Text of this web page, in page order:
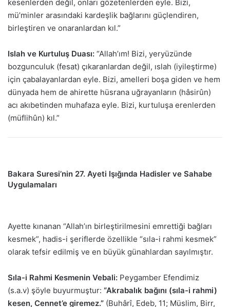
kesenlerden değil, onları gözetenlerden eyle. Bizi,
mü’minler arasındaki kardeşlik bağlarını güçlendiren,
birleştiren ve onaranlardan kıl.”
Islah ve Kurtuluş Duası: “Allah’ım! Bizi, yeryüzünde
bozgunculuk (fesat) çıkaranlardan değil, ıslah (iyileştirme)
için çabalayanlardan eyle. Bizi, amelleri boşa giden ve hem
dünyada hem de ahirette hüsrana uğrayanların (hâsirûn)
acı akıbetinden muhafaza eyle. Bizi, kurtuluşa erenlerden
(müflihûn) kıl.”
Bakara Suresi’nin 27. Ayeti Işığında Hadisler ve Sahabe
Uygulamaları
Ayette kınanan “Allah’ın birleştirilmesini emrettiği bağları
kesmek”, hadis-i şeriflerde özellikle “sıla-i rahmi kesmek”
olarak tefsir edilmiş ve en büyük günahlardan sayılmıştır.
Sıla-i Rahmi Kesmenin Vebali: Peygamber Efendimiz
(s.a.v) şöyle buyurmuştur: “Akrabalık bağını (sıla-i rahmi)
kesen, Cennet’e giremez.” (Buhârî, Edeb, 11; Müslim, Birr,